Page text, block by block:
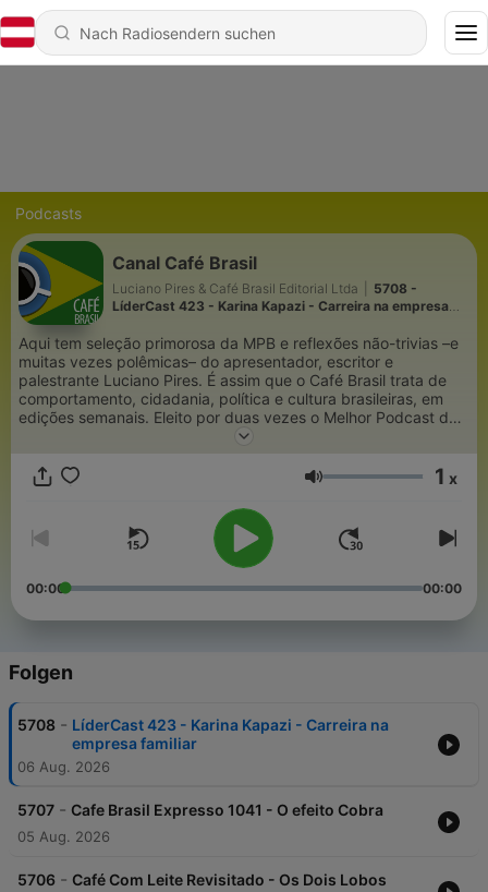
Podcasts
Canal Café Brasil
Luciano Pires & Café Brasil Editorial Ltda
5708 -
LíderCast 423 - Karina Kapazi - Carreira na empresa
Aqui tem seleção primorosa da MPB e reflexões não-trivias –e
muitas vezes polêmicas– do apresentador, escritor e
palestrante Luciano Pires. É assim que o Café Brasil trata de
comportamento, cidadania, política e cultura brasileiras, em
edições semanais. Eleito por duas vezes o Melhor Podcast de
Entretenimento e Variedades no Prêmio Podcast Brasil e
valorizando a liberdade de expressão e semeando a
autonomia de pensamento.
Lautstärke 1 x
00:00 00:00
Folgen
5708 - LíderCast 423 - Karina Kapazi - Carreira na
empresa familiar
06 Aug. 2026
5707 - Cafe Brasil Expresso 1041 - O efeito Cobra
05 Aug. 2026
5706 - Café Com Leite Revisitado - Os Dois Lobos